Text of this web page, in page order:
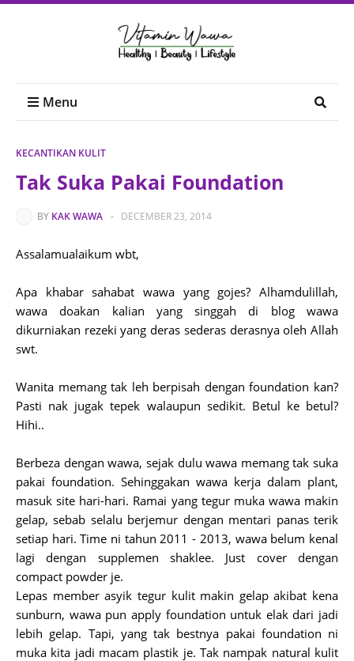
Menu
KECANTIKAN KULIT
Tak Suka Pakai Foundation
BY KAK WAWA - DECEMBER 23, 2014
Assalamualaikum wbt,
Apa khabar sahabat wawa yang gojes? Alhamdulillah,
wawa doakan kalian yang singgah di blog wawa
dikurniakan rezeki yang deras sederas derasnya oleh Allah
swt.
Wanita memang tak leh berpisah dengan foundation kan?
Pasti nak jugak tepek walaupun sedikit. Betul ke betul?
Hihi..
Berbeza dengan wawa, sejak dulu wawa memang tak suka
pakai foundation. Sehinggakan wawa kerja dalam plant,
masuk site hari-hari. Ramai yang tegur muka wawa makin
gelap, sebab selalu berjemur dengan mentari panas terik
setiap hari. Time ni tahun 2011 - 2013, wawa belum kenal
lagi dengan supplemen shaklee. Just cover dengan
compact powder je.
Lepas member asyik tegur kulit makin gelap akibat kena
sunburn, wawa pun apply foundation untuk elak dari jadi
lebih gelap. Tapi, yang tak bestnya pakai foundation ni
muka kita jadi macam plastik je. Tak nampak natural kulit